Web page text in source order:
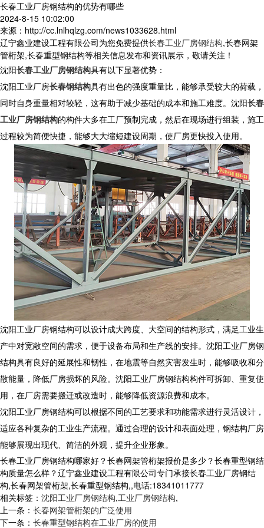
长春工业厂房钢结构的优势有哪些
2024-8-15 10:02:00
来源：http://cc.lnlhqlzg.com/news1033628.html
辽宁鑫业建设工程有限公司为您免费提供长春工业厂房钢结构,长春网架
管桁架,长春重型钢结构等相关信息发布和资讯展示，敬请关注！
沈阳长春工业厂房钢结构具有以下显著优势：
沈阳工业厂房长春钢结构具有出色的强度重量比，能够承受较大的荷载，
同时自身重量相对较轻，这有助于减少基础的成本和施工难度。沈阳长春
工业厂房钢结构的构件大多在工厂预制完成，然后在现场进行组装，施工
过程较为简便快捷，能够大大缩短建设周期，使厂房更快投入使用。
沈阳工业厂房钢结构可以设计成大跨度、大空间的结构形式，满足工业生
产中对宽敞空间的需求，便于设备布局和生产线的安排。沈阳工业厂房钢
结构具有良好的延展性和韧性，在地震等自然灾害发生时，能够吸收和分
散能量，降低厂房损坏的风险。沈阳工业厂房钢结构构件可拆卸、重复使
用，在厂房需要搬迁或改造时，能够降低资源浪费和成本。
沈阳工业厂房钢结构可以根据不同的工艺要求和功能需求进行灵活设计，
适应各种复杂的工业生产流程。通过合理的设计和表面处理，钢结构厂房
能够展现出现代、简洁的外观，提升企业形象。
长春工业厂房钢结构哪家好？长春网架管桁架报价是多少？长春重型钢结
构质量怎么样？辽宁鑫业建设工程有限公司专门承接长春工业厂房钢结
构,长春网架管桁架,长春重型钢结构,,电话:18341011777
相关标签： 沈阳工业厂房钢结构,工业厂房钢结构,
上一条： 长春网架管桁架的广泛使用
下一条： 长春重型钢结构在工业厂房的使用